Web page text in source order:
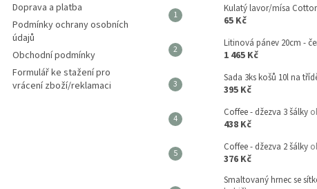
Doprava a platba
Podmínky ochrany osobních
údajů
Obchodní podmínky
Formulář ke stažení pro
vrácení zboží/reklamaci
Kulatý lavor/mísa
65 Kč
Litinová pánev 20cm -
1 465 Kč
Sada 3ks košů 10l na
395 Kč
Coffee - džezva 3 šálky
438 Kč
Coffee - džezva 2 šálky
376 Kč
Smaltovaný hrnec se